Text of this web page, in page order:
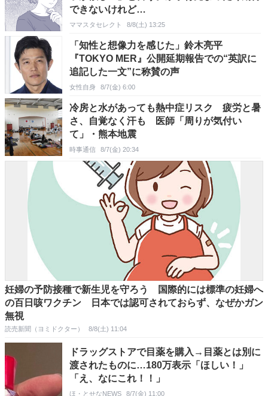
できないけれど…
ママスタセレクト 8/8(土) 13:25
「知性と想像力を感じた」鈴木亮平
『TOKYO MER』公開延期報告での“英訳に
追記した一文”に称賛の声
女性自身 8/7(金) 6:00
冷房と水があっても熱中症リスク 疲労と暑
さ、自覚なく汗も 医師「周りが気付い
て」・熊本地震
時事通信 8/7(金) 20:34
妊婦の予防接種で新生児を守ろう 国際的には標準の妊婦へ
の百日咳ワクチン 日本では認可されておらず、なぜかガン
無視
読売新聞（ヨミドクター） 8/8(土) 11:04
ドラッグストアで目薬を購入→目薬とは別に
渡されたものに…180万表示「ほしい！」
「え、なにこれ！！」
ほ・とせなNEWS 8/7(金) 11:00